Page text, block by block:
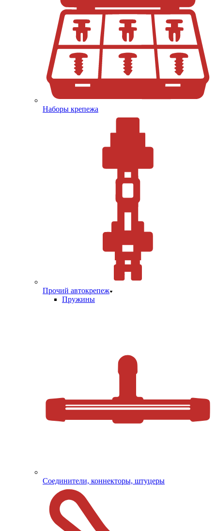
Наборы крепежа
Прочий автокрепеж
Пружины
Соединители, коннекторы, штуцеры